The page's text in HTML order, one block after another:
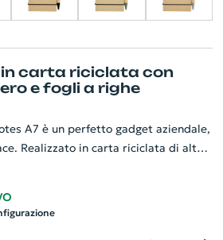
in carta riciclata con
e fogli a righe
A7 è un perfetto gadget aziendale,
Realizzato in carta riciclata di alta
ed elegante. La dimensione A7 lo